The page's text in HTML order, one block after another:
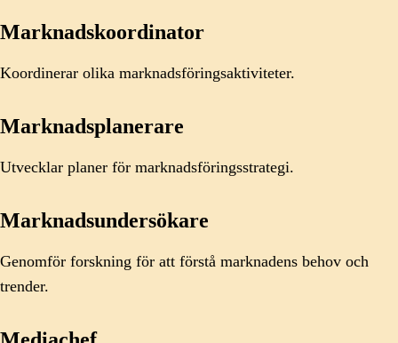
Marknadskoordinator
Koordinerar olika marknadsföringsaktiviteter.
Marknadsplanerare
Utvecklar planer för marknadsföringsstrategi.
Marknadsundersökare
Genomför forskning för att förstå marknadens behov och
trender.